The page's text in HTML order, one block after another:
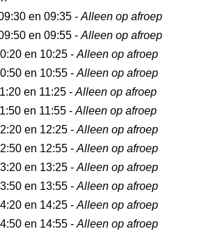
en 09:35 - Alleen op afroep
en 09:55 - Alleen op afroep
en 10:25 - Alleen op afroep
en 10:55 - Alleen op afroep
en 11:25 - Alleen op afroep
en 11:55 - Alleen op afroep
en 12:25 - Alleen op afroep
en 12:55 - Alleen op afroep
en 13:25 - Alleen op afroep
en 13:55 - Alleen op afroep
en 14:25 - Alleen op afroep
en 14:55 - Alleen op afroep